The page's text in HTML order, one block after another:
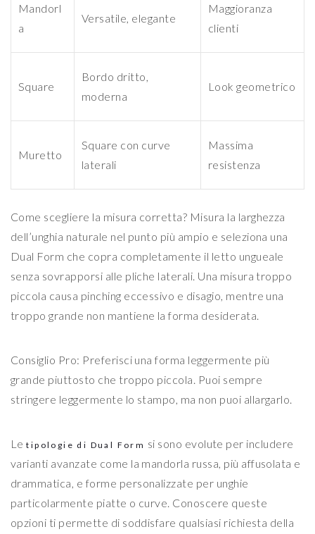
Mandorl
a
Versatile, elegante
Maggioranza
clienti
Square
Bordo dritto,
moderna
Look geometrico
Muretto
Square con curve
laterali
Massima
resistenza
Come scegliere la misura corretta? Misura la larghezza
dell’unghia naturale nel punto più ampio e seleziona una
Dual Form che copra completamente il letto ungueale
senza sovrapporsi alle pliche laterali. Una misura troppo
piccola causa pinching eccessivo e disagio, mentre una
troppo grande non mantiene la forma desiderata.
Consiglio Pro: Preferisci una forma leggermente più
grande piuttosto che troppo piccola. Puoi sempre
stringere leggermente lo stampo, ma non puoi allargarlo.
Letipologie di Dual Form si sono evolute per includere
varianti avanzate come la mandorla russa, più affusolata e
drammatica, e forme personalizzate per unghie
particolarmente piatte o curve. Conoscere queste
opzioni ti permette di soddisfare qualsiasi richiesta della